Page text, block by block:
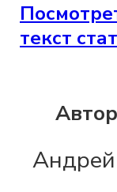
текст